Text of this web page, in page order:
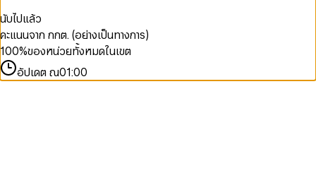
นับไปแล้ว
คะแนนจาก กกต. (อย่างเป็นทางการ)
100%ของหน่วยทั้งหมดในเขต
อัปเดต ณ01:00